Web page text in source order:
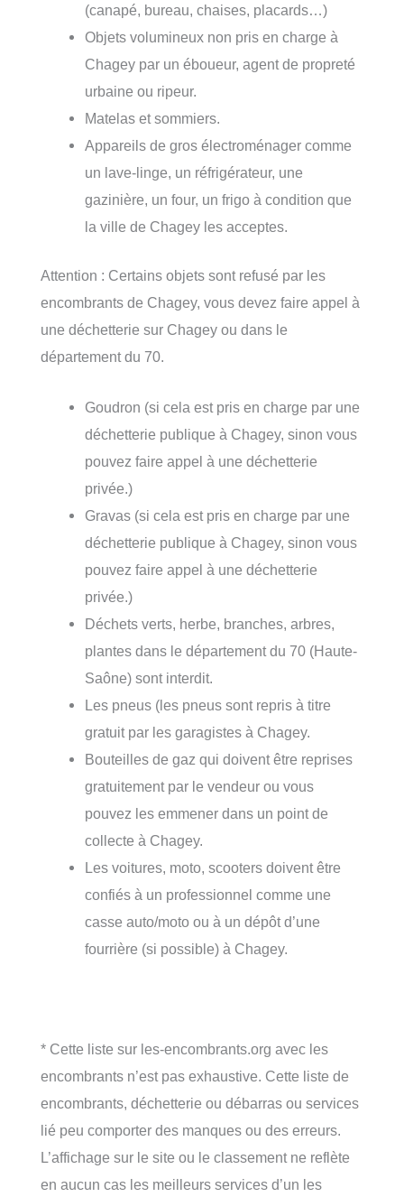
(canapé, bureau, chaises, placards…)
Objets volumineux non pris en charge à
Chagey par un éboueur, agent de propreté
urbaine ou ripeur.
Matelas et sommiers.
Appareils de gros électroménager comme
un lave-linge, un réfrigérateur, une
gazinière, un four, un frigo à condition que
la ville de Chagey les acceptes.
Attention : Certains objets sont refusé par les
encombrants de Chagey, vous devez faire appel à
une déchetterie sur Chagey ou dans le
département du 70.
Goudron (si cela est pris en charge par une
déchetterie publique à Chagey, sinon vous
pouvez faire appel à une déchetterie
privée.)
Gravas (si cela est pris en charge par une
déchetterie publique à Chagey, sinon vous
pouvez faire appel à une déchetterie
privée.)
Déchets verts, herbe, branches, arbres,
plantes dans le département du 70 (Haute-
Saône) sont interdit.
Les pneus (les pneus sont repris à titre
gratuit par les garagistes à Chagey.
Bouteilles de gaz qui doivent être reprises
gratuitement par le vendeur ou vous
pouvez les emmener dans un point de
collecte à Chagey.
Les voitures, moto, scooters doivent être
confiés à un professionnel comme une
casse auto/moto ou à un dépôt d’une
fourrière (si possible) à Chagey.
* Cette liste sur les-encombrants.org avec les
encombrants n’est pas exhaustive. Cette liste de
encombrants, déchetterie ou débarras ou services
lié peu comporter des manques ou des erreurs.
L’affichage sur le site ou le classement ne reflète
en aucun cas les meilleurs services d’un les